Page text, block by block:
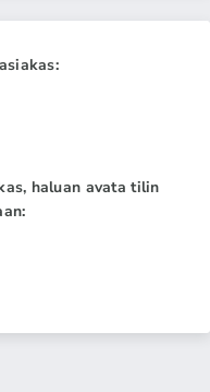
haluan avata tilin